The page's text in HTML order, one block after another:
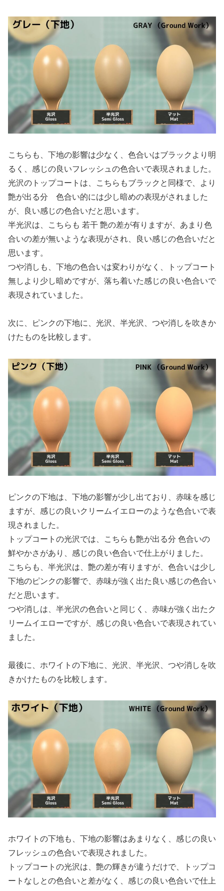
こちらも、下地の影響は少なく、色合いはブラックより明
るく、感じの良いフレッシュの色合いで表現されました。
光沢のトップコートは、こちらもブラックと同様で、より
艶が出る分 色合い的には少し暗めの表現がされました
が、良い感じの色合いだと思います。
半光沢は、こちらも 若干 艶の差が有りますが、あまり色
合いの差が無いような表現がされ、良い感じの色合いだと
思います。
つや消しも、下地の色合いは変わりがなく、トップコート
無しより少し暗めですが、落ち着いた感じの良い色合いで
表現されていました。
次に、ピンクの下地に、光沢、半光沢、つや消しを吹きか
けたものを比較します。
ピンクの下地は、下地の影響が少し出ており、赤味を感じ
ますが、感じの良いクリームイエローのような色合いで表
現されました。
トップコートの光沢では、こちらも艶が出る分 色合いの
鮮やかさがあり、感じの良い色合いで仕上がりました。
こちらも、半光沢は、艶の差が有りますが、色合いは少し
下地のピンクの影響で、赤味が強く出た良い感じの色合い
だと思います。
つや消しは、半光沢の色合いと同じく、赤味が強く出たク
リームイエローですが、感じの良い色合いで表現されてい
ました。
最後に、ホワイトの下地に、光沢、半光沢、つや消しを吹
きかけたものを比較します。
ホワイトの下地も、下地の影響はあまりなく、感じの良い
フレッシュの色合いで表現されました。
トップコートの光沢は、艶の輝きが違うだけで、トップコ
ートなしとの色合いと差がなく、感じの良い色合いで仕上